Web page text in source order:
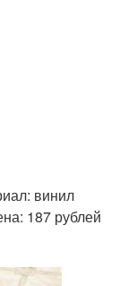
винил
187 рублей